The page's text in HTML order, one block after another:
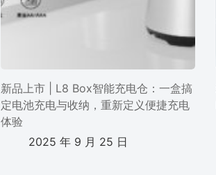
新品上市 | L8 Box智能充电仓：一盒搞
定电池充电与收纳，重新定义便捷充电
体验
2025 年 9 月 25 日